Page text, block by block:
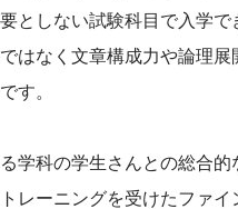
としない試験科目で入学
はなく文章構成力や論理
す。
学科の学生さんとの総合
レーニングを受けたファ